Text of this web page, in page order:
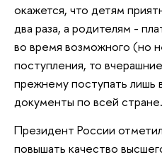
окажется, что детям
два раза, а родителям -
во время возможного (но
поступления, то
прежнему поступать лишь
документы по всей стране.
Президент России
повышать качество